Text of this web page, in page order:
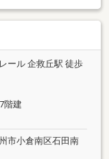
ートしませんか♪
近隣駐車場に確保
室にクローゼッ
方でも安心の間取
用可能♪近志井公
まで徒歩7分（約
ｍ）♪不動産売
企画】にお任せ
ール 企救丘駅 徒歩
階建
市小倉南区石田南